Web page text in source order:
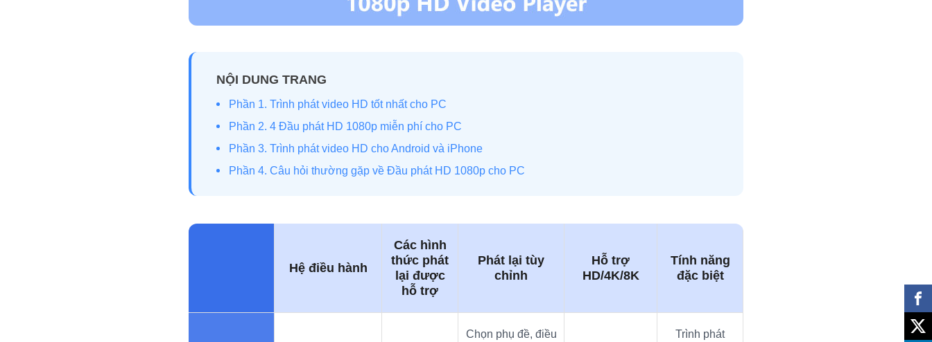
NỘI DUNG TRANG
Phần 1. Trình phát video HD tốt nhất cho PC
Phần 2. 4 Đầu phát HD 1080p miễn phí cho PC
Phần 3. Trình phát video HD cho Android và iPhone
Phần 4. Câu hỏi thường gặp về Đầu phát HD 1080p cho PC
Hệ điều hành
Các hình
thức phát
lại được
hỗ trợ
Phát lại tùy
chỉnh
Hỗ trợ
HD/4K/8K
Tính năng
đặc biệt
Chọn phụ đề, điều
Trình phát